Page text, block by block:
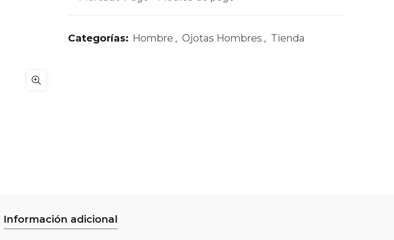
Categorías: Hombre , Ojotas Hombres , Tienda
Información adicional